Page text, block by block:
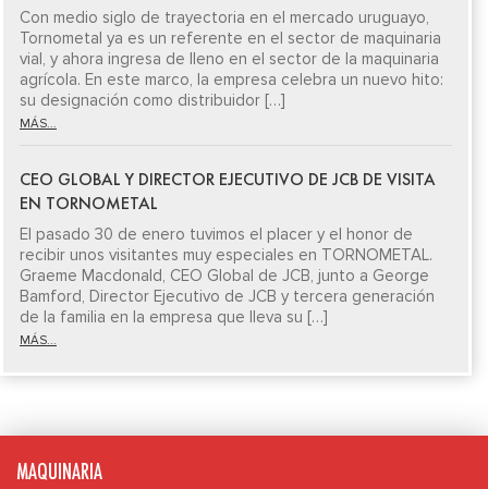
Con medio siglo de trayectoria en el mercado uruguayo,
Tornometal ya es un referente en el sector de maquinaria
vial, y ahora ingresa de lleno en el sector de la maquinaria
agrícola. En este marco, la empresa celebra un nuevo hito:
su designación como distribuidor […]
MÁS...
CEO GLOBAL Y DIRECTOR EJECUTIVO DE JCB DE VISITA
EN TORNOMETAL
El pasado 30 de enero tuvimos el placer y el honor de
recibir unos visitantes muy especiales en TORNOMETAL.
Graeme Macdonald, CEO Global de JCB, junto a George
Bamford, Director Ejecutivo de JCB y tercera generación
de la familia en la empresa que lleva su […]
MÁS...
MAQUINARIA